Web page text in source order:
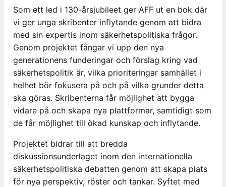
Som ett led i 130-årsjubileet ger AFF ut en bok där
vi ger unga skribenter inflytande genom att bidra
med sin expertis inom säkerhetspolitiska frågor.
Genom projektet fångar vi upp den nya
generationens funderingar och förslag kring vad
säkerhetspolitik är, vilka prioriteringar samhället i
helhet bör fokusera på och på vilka grunder detta
ska göras. Skribenterna får möjlighet att bygga
vidare på och skapa nya plattformar, samtidigt som
de får möjlighet till ökad kunskap och inflytande.
Projektet bidrar till att bredda
diskussionsunderlaget inom den internationella
säkerhetspolitiska debatten genom att skapa plats
för nya perspektiv, röster och tankar. Syftet med